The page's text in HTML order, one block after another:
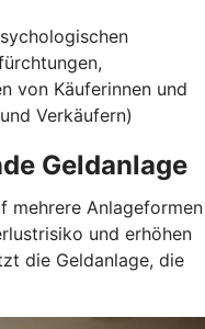
von Käuferinnen und
Verkäufern)
Geldanlage
mehrere Anlageformen
und erhöhen
die Geldanlage, die